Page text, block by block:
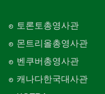
토론토총영사관
몬트리올총영사관
벤쿠버총영사관
캐나다한국대사관